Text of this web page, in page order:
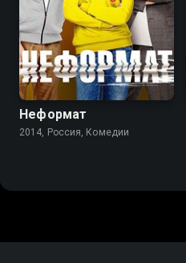
5.6 4.0
Неформат
2014, Россия, Комедии